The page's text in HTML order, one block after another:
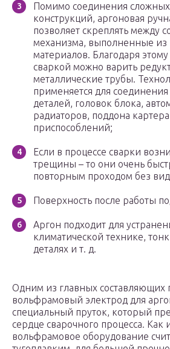
Помимо соединения сложных
конструкций, аргоновая
позволяет скреплять между
механизма, выполненные из
материалов. Благодаря
сваркой можно варить
металлические трубы.
применяется для
деталей, головок блока,
радиаторов, поддона
приспособлений;
Если в процессе сварки
трещины – то они очень
повторным проходом без
Поверхность после работы
Аргон подходит для
климатической технике,
деталях и т. д.
Одним из главных составляющих
вольфрамовый электрод для
специальный пруток, который
сердце сварочного процесса. Как
вольфрамовое оборудование